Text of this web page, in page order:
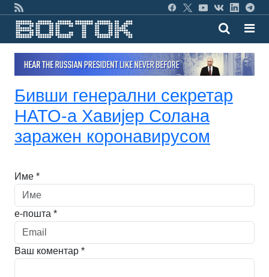
Бивши генерални секретар
НАТО-а Хавијер Солана
заражен коронавирусом
Име *
е-пошта *
Ваш коментар *